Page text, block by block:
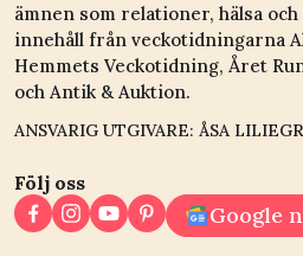
ämnen som relationer, hälsa
innehåll från veckotidningarna
Hemmets Veckotidning, Året
och Antik & Auktion.
ANSVARIG UTGIVARE: ÅSA
Följ oss
Google